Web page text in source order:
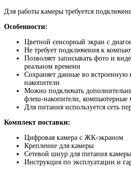
Для работы камеры требуется
Особенности:
Цветной сенсорный экран с
Не требует подключения к
Позволяет записывать фото и
реальном времени
Сохраняет данные во
накопители
Можно подключать
флеш-накопители,
Для питания используется сеть
Комплект поставки:
Цифровая камера с ЖК-экраном
Крепление для камеры
Сетевой шнур для питания камеры
Инструкция по эксплуатации и